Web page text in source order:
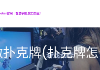
克牌(扑克牌